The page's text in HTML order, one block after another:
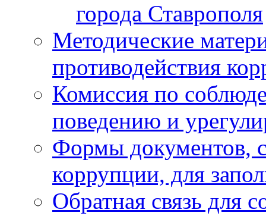
города Ставрополя
Методические
противодействия
Комиссия по
поведению и
Формы документов,
коррупции, для
Обратная связь для